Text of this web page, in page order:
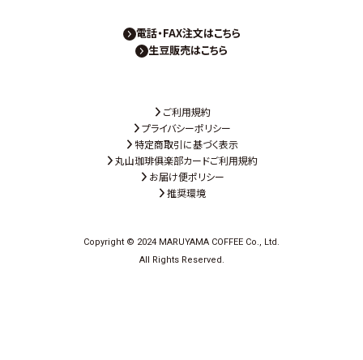
電話・FAX注文はこちら
生豆販売はこちら
ご利用規約
プライバシーポリシー
特定商取引に基づく表示
丸山珈琲俱楽部カードご利用規約
お届け便ポリシー
推奨環境
Copyright © 2024 MARUYAMA COFFEE Co., Ltd.
All Rights Reserved.